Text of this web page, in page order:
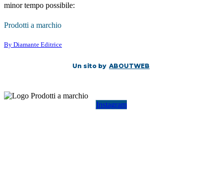
minor tempo possibile:
Prodotti a marchio
By Diamante Editrice
Un sito by ABOUTWEB
Instagram